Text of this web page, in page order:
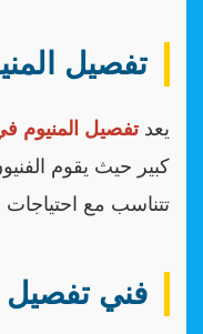
تفصيل
يعدتفصيل المنيوم
كبير حيث يقوم
تتناسب مع احتياجات
فني تفصيل